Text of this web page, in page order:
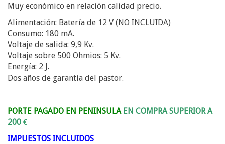
Muy económico en relación calidad precio.
Alimentación: Batería de 12 V (NO INCLUIDA)
Consumo: 180 mA.
Voltaje de salida: 9,9 Kv.
Voltaje sobre 500 Ohmios: 5 Kv.
Energía: 2 J.
Dos años de garantía del pastor.
PORTE PAGADO EN PENINSULA EN COMPRA SUPERIOR A
200 €
IMPUESTOS INCLUIDOS